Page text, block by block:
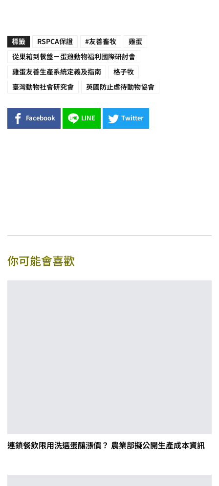
標籤 RSPCA保證 #友善畜牧 雞蛋
從巢箱到餐盤－蛋雞動物福利國際研討會
雞蛋友善生產系統定義及指南 格子牧
臺灣動物社會研究會 英國防止虐待動物協會
Facebook LINE Twitter
你可能會喜歡
連鎖餐飲限用洗選蛋釀漲價？ 農業部擬公開生產成本資訊